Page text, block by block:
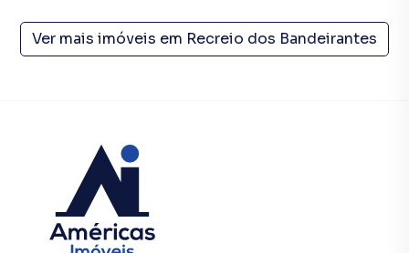
Ver mais imóveis em Recreio dos Bandeirantes